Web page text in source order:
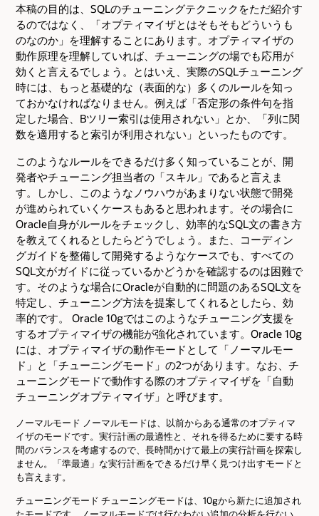
本稿の目的は、SQLのチューニングテクニックをただ紹介す
るのではなく、「オプティマイザとはそもそもどういうも
のなのか」を理解することにあります。オプティマイザの
動作原理を理解していれば、チューニングの場でも応用が
効くと言えるでしょう。とはいえ、実際のSQLチューニング
時には、もっと基礎的な（表面的な）多くのルールを知っ
ておかなければなりません。例えば「否定形の条件句を指
定した場合、Bツリー索引は使用されない」とか、「列に関
数を適用すると索引が利用されない」といったものです。
このようなルールをできるだけ多く知っていることが、開
発者やチューニング担当者の「スキル」であると言えま
す。しかし、このようなノウハウがあまりない状態で開発
が進められていくケースもあると思われます。その場合に
Oracle自身がルールをチェックし、効率的なSQL文の書き方
を教えてくれるとしたらどうでしょう。また、コーディン
グガイドを整備して開発するようなケースでも、すべての
SQL文がガイドに従っているかどうかを確認するのは困難で
す。そのような場合にOracleが自動的に問題のあるSQL文を
特定し、チューニング方法を提案してくれるとしたら、効
率的です。 Oracle 10gではこのようなチューニング支援を
するオプティマイザの機能が強化されています。Oracle 10g
には、オプティマイザの動作モードとして「ノーマルモー
ド」と「チューニングモード」の2つがあります。なお、チ
ューニングモードで動作する際のオプティマイザを「自動
チューニングオプティマイザ」と呼びます。
ノーマルモード ノーマルモードは、以前からある通常のオプティマ
イザのモードです。実行計画の最適性と、それを得るために要する時
間のバランスを考慮するので、長時間かけて最上の実行計画を探索し
ません。「準最適」な実行計画をできるだけ早く見つけ出すモードと
も言えます。
チューニングモード チューニングモードは、10gから新たに追加され
たモードです。ノーマルモードでは行なわない追加の分析を行ない、